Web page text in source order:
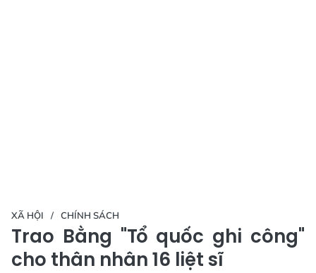
XÃ HỘI CHÍNH SÁCH
Trao Bằng "Tổ quốc ghi công"
cho thân nhân 16 liệt sĩ